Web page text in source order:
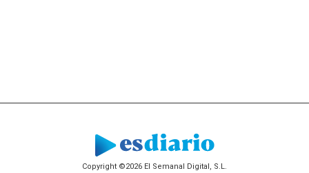
Copyright ©2026 El Semanal Digital, S.L.